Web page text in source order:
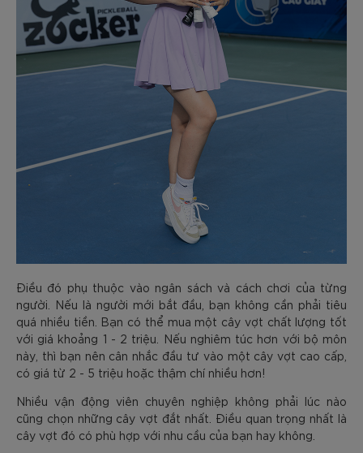
Điều đó phụ thuộc vào ngân sách và cách chơi của từng
người. Nếu là người mới bắt đầu, bạn không cần phải tiêu
quá nhiều tiền. Bạn có thể mua một cây vợt chất lượng tốt
với giá khoảng 1 - 2 triệu. Nếu nghiêm túc hơn với bộ môn
này, thì bạn nên cân nhắc đầu tư vào một cây vợt cao cấp,
có giá từ 2 - 5 triệu hoặc thậm chí nhiều hơn!
Nhiều vận động viên chuyên nghiệp không phải lúc nào
cũng chọn những cây vợt đắt nhất. Điều quan trọng nhất là
cây vợt đó có phù hợp với nhu cầu của bạn hay không.